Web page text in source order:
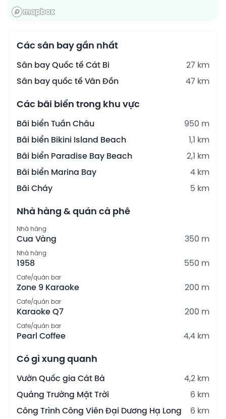
Các sân bay gần nhất
Sân bay Quốc tế Cát Bi
27 km
Sân bay quốc tế Vân Đồn
47 km
Các bãi biển trong khu vực
Bãi biển Tuần Châu
950 m
Bãi biển Bikini Island Beach
1,1 km
Bãi biển Paradise Bay Beach
2,1 km
Bãi biển Marina Bay
4 km
Bãi Cháy
5 km
Nhà hàng & quán cà phê
Nhà hàng
Cua Vàng 350 m
Nhà hàng
1958 550 m
Cafe/quán bar
Zone 9 Karaoke 200 m
Cafe/quán bar
Karaoke Q7 200 m
Cafe/quán bar
Pearl Coffee 4,4 km
Có gì xung quanh
Vườn Quốc gia Cát Bà
4,2 km
Quảng Trường Mặt Trời
6 km
Công Trình Công Viên Đại Dương Hạ Long
6 km